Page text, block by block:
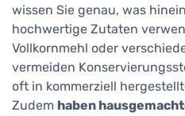
wissen Sie genau, was
hochwertige Zutaten
Vollkornmehl oder
vermeiden
oft in kommerziell
Zudem haben